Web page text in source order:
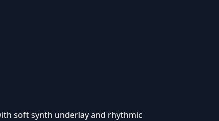
soft synth underlay and rhythmic